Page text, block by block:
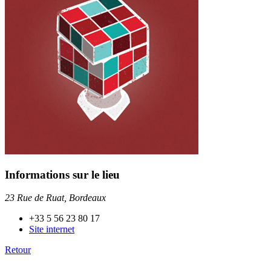
Informations sur le lieu
23 Rue de Ruat, Bordeaux
+33 5 56 23 80 17
Site internet
Retour